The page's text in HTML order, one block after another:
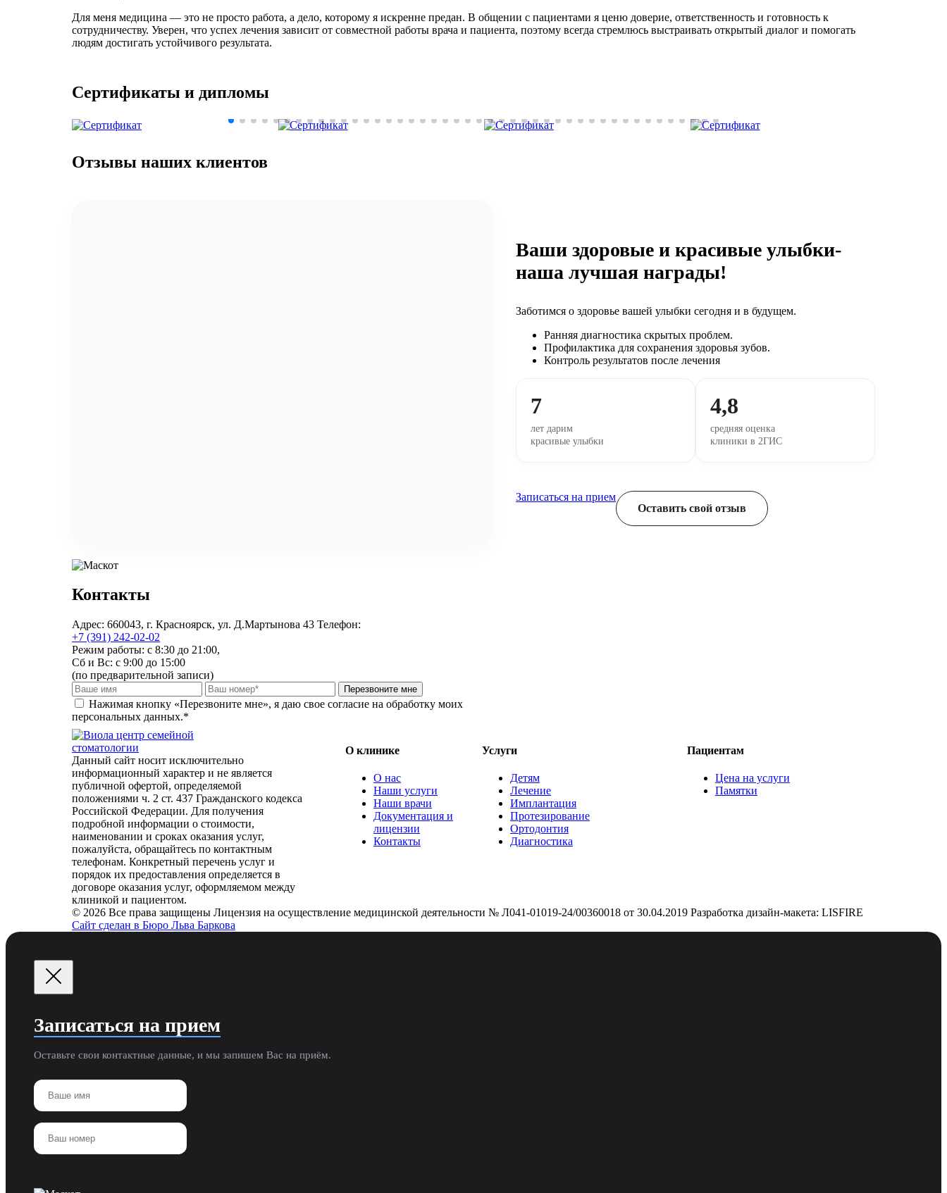
Для меня медицина — это не просто работа, а дело, которому я искренне предан. В общении с пациентами я ценю доверие, ответственность и готовность к
сотрудничеству. Уверен, что успех лечения зависит от совместной работы врача и пациента, поэтому всегда стремлюсь выстраивать открытый диалог и помогать
людям достигать устойчивого результата.
Сертификаты и дипломы
Отзывы наших клиентов
Ваши здоровые и красивые улыбки-
наша лучшая награды!
Заботимся о здоровье вашей улыбки сегодня и в будущем.
Ранняя диагностика скрытых проблем.
Профилактика для сохранения здоровья зубов.
Контроль результатов после лечения
7
лет дарим
красивые улыбки
4,8
средняя оценка
клиники в 2ГИС
Записаться на прием
Оставить свой отзыв
Контакты
Адрес: 660043, г. Красноярск, ул. Д.Мартынова 43 Телефон:
+7 (391) 242-02-02
Режим работы: с 8:30 до 21:00,
Сб и Вс: с 9:00 до 15:00
(по предварительной записи)
Перезвоните мне
Нажимая кнопку «Перезвоните мне», я даю свое согласие на обработку моих
персональных данных.*
центр семейной
стоматологии
Данный сайт носит исключительно
информационный характер и не является
публичной офертой, определяемой
положениями ч. 2 ст. 437 Гражданского кодекса
Российской Федерации. Для получения
подробной информации о стоимости,
наименовании и сроках оказания услуг,
пожалуйста, обращайтесь по контактным
телефонам. Конкретный перечень услуг и
порядок их предоставления определяется в
договоре оказания услуг, оформляемом между
клиникой и пациентом.
О клинике
О нас
Наши услуги
Наши врачи
Документация и
лицензии
Контакты
Услуги
Детям
Лечение
Имплантация
Протезирование
Ортодонтия
Диагностика
Пациентам
Цена на услуги
Памятки
© 2026 Все права защищены Лицензия на осуществление медицинской деятельности № Л041-01019-24/00360018 от 30.04.2019 Разработка дизайн-макета: LISFIRE
Сайт сделан в Бюро Льва Баркова
Записаться на прием
Оставьте свои контактные данные, и мы запишем Вас на приём.